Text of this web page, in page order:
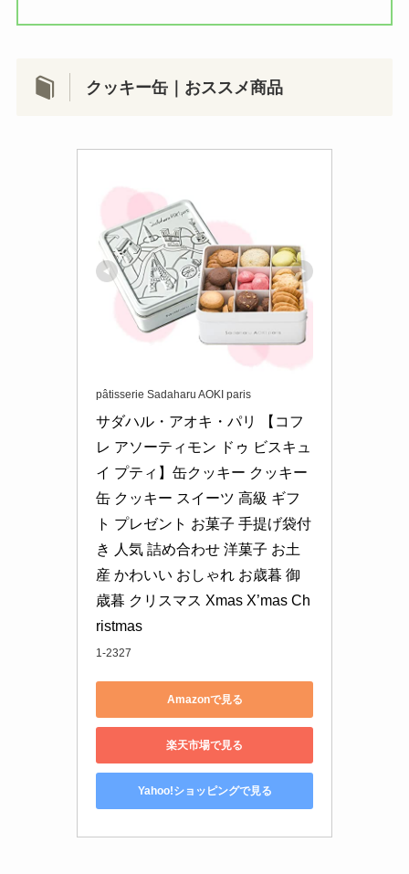
クッキー缶｜おススメ商品
pâtisserie Sadaharu AOKI paris
サダハル・アオキ・パリ 【コフ
レ アソーティモン ドゥ ビスキュ
イ プティ】缶クッキー クッキー
缶 クッキー スイーツ 高級 ギフ
ト プレゼント お菓子 手提げ袋付
き 人気 詰め合わせ 洋菓子 お土
産 かわいい おしゃれ お歳暮 御
歳暮 クリスマス Xmas X’mas Ch
ristmas
1-2327
Amazonで見る
楽天市場で見る
Yahoo!ショッピングで見る